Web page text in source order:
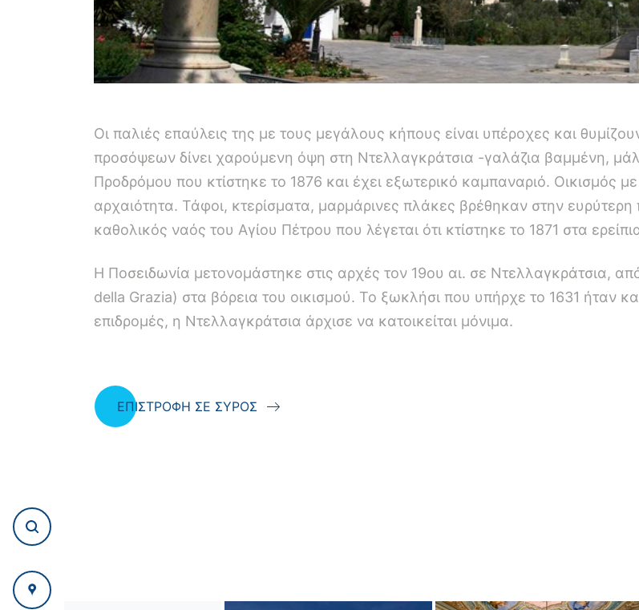
Οι παλιές επαύλεις της με τους μεγάλους κήπους είναι υπέροχες και
προσόψεων δίνει χαρούμενη όψη στη Ντελλαγκράτσια -γαλάζια βαμμένη,
Προδρόμου που κτίστηκε το 1876 και έχει εξωτερικό καμπαναριό. Οικισμός
αρχαιότητα. Τάφοι, κτερίσματα, μαρμάρινες πλάκες βρέθηκαν στην
καθολικός ναός του Αγίου Πέτρου που λέγεται ότι κτίστηκε το 1871 στα
Η Ποσειδωνία μετονομάστηκε στις αρχές τον 19ου αι. σε Ντελλαγκράτσια,
della Grazia) στα βόρεια του οικισμού. Το ξωκλήσι που υπήρχε το 1631 ήταν
επιδρομές, η Ντελλαγκράτσια άρχισε να κατοικείται μόνιμα.
ΕΠΙΣΤΡΟΦΗ ΣΕ ΣΥΡΟΣ